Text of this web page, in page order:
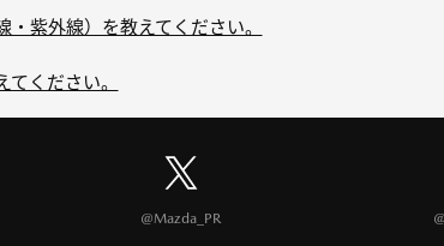
紫外線）を教えてください。
ください。
@Mazda_PR